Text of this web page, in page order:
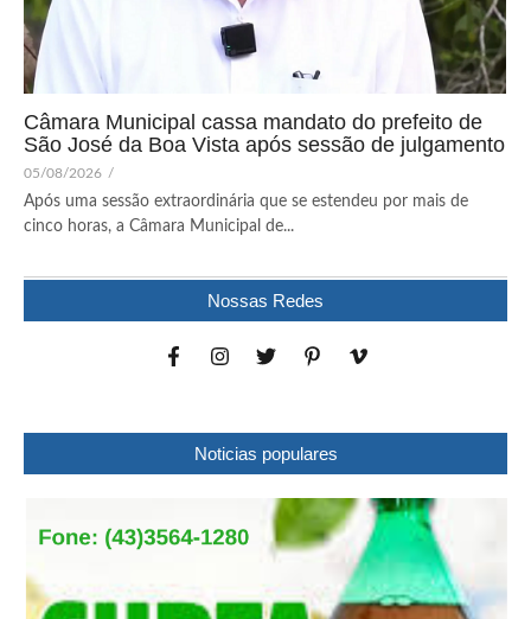
Câmara Municipal cassa mandato do prefeito de
São José da Boa Vista após sessão de julgamento
05/08/2026 /
Após uma sessão extraordinária que se estendeu por mais de
cinco horas, a Câmara Municipal de...
Nossas Redes
Noticias populares